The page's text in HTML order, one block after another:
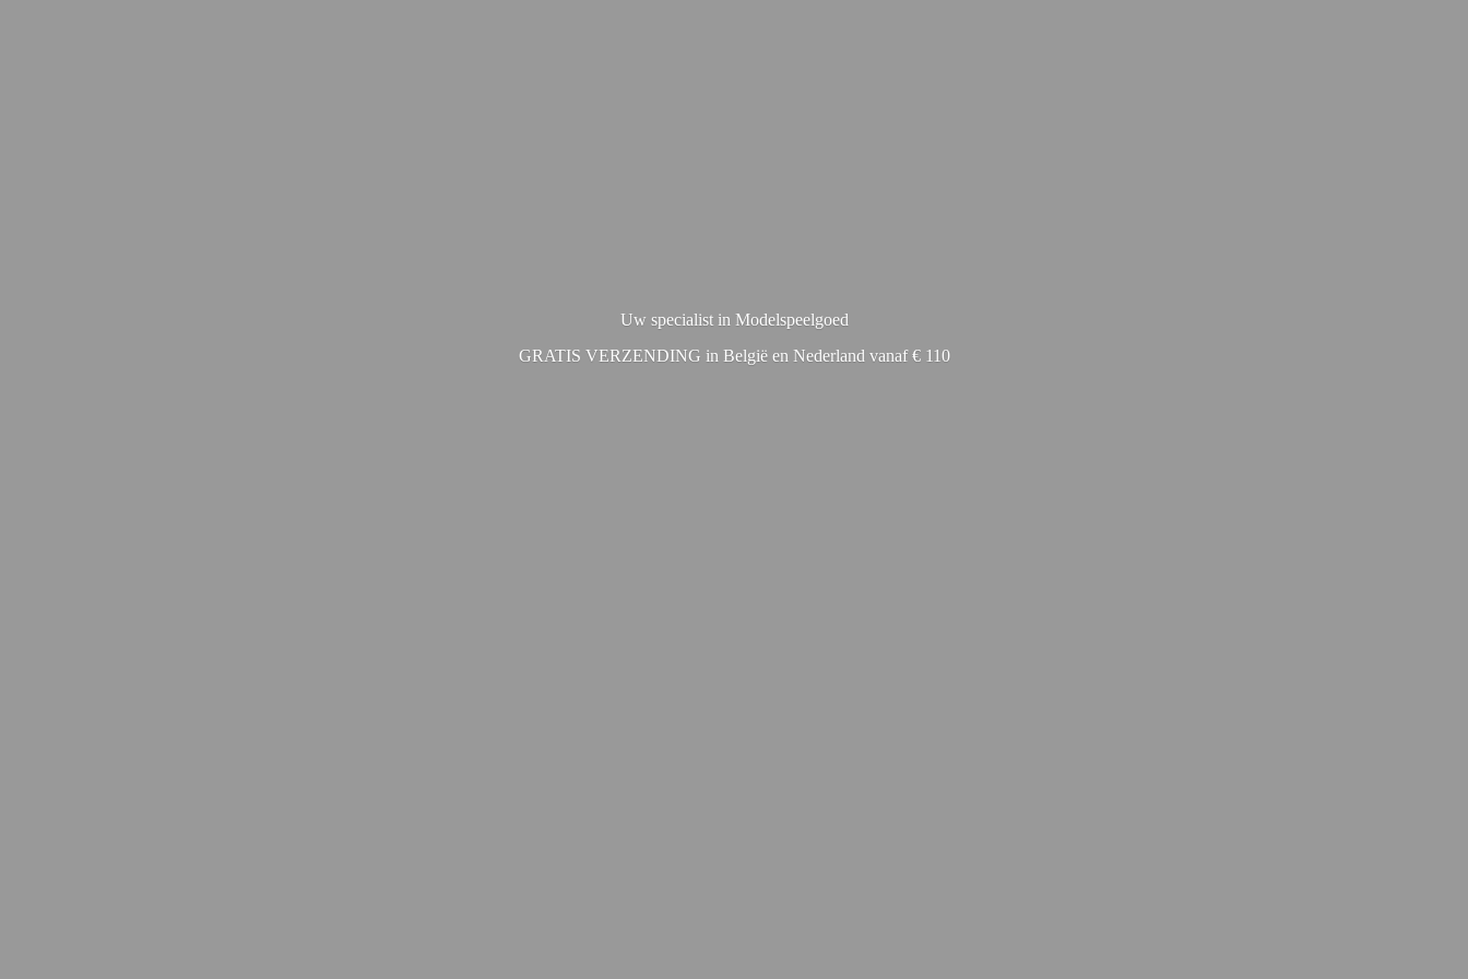
Uw specialist in Modelspeelgoed
GRATIS VERZENDING in België en Nederland vanaf € 110